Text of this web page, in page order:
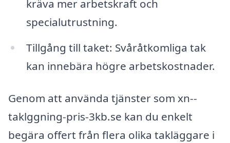
kräva mer arbetskraft och
specialutrustning.
Tillgång till taket: Svåråtkomliga tak
kan innebära högre arbetskostnader.
Genom att använda tjänster som xn--
taklggning-pris-3kb.se kan du enkelt
begära offert från flera olika takläggare i